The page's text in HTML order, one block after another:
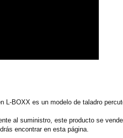
L-BOXX es un modelo de taladro
al suministro, este producto se
encontrar en esta página.